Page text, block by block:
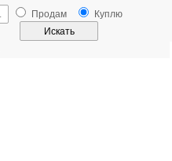
Продам Куплю